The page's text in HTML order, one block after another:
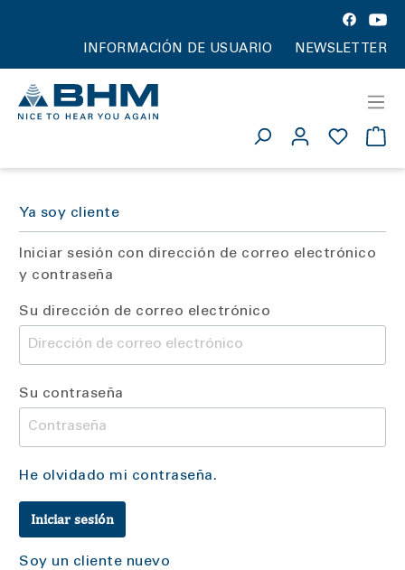
INFORMACIÓN DE USUARIO NEWSLETTER
Ya soy cliente
Iniciar sesión con dirección de correo electrónico
y contraseña
Su dirección de correo electrónico
Su contraseña
He olvidado mi contraseña.
Iniciar sesión
Soy un cliente nuevo